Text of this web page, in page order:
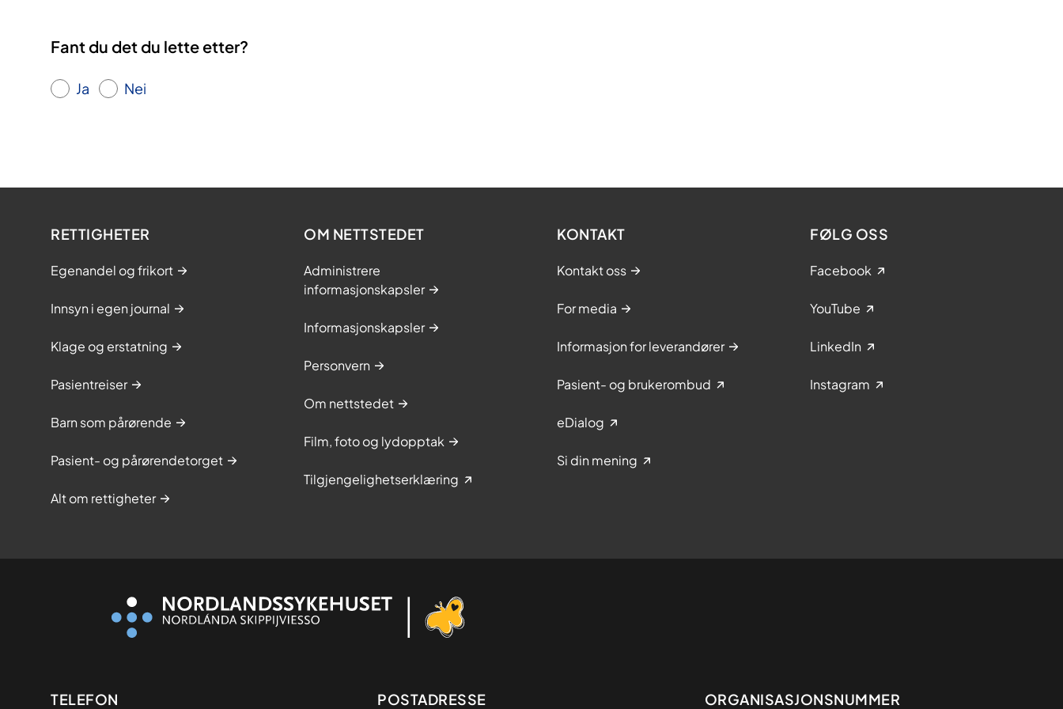
Fant du det du lette etter?
Ja Nei
RETTIGHETER
Egenandel og frikort
Innsyn i egen journal
Klage og erstatning
Pasientreiser
Barn som pårørende
Pasient- og pårørendetorget
Alt om rettigheter
OM NETTSTEDET
Administrere
informasjonskapsler
Informasjonskapsler
Personvern
Om nettstedet
Film, foto og lydopptak
Tilgjengelighetserklæring
KONTAKT
Kontakt oss
For media
Informasjon for leverandører
Pasient- og brukerombud
eDialog
Si din mening
FØLG OSS
Facebook
YouTube
LinkedIn
Instagram
TELEFON POSTADRESSE ORGANISASJONSNUMMER